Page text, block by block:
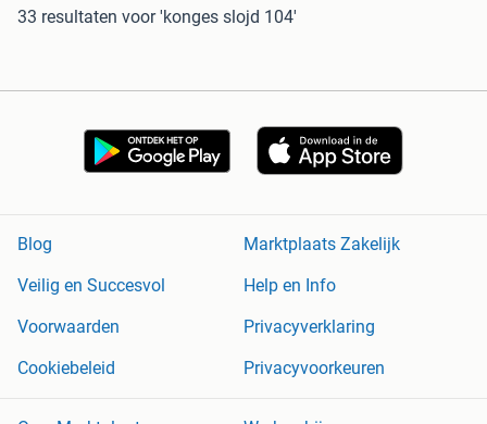
33 resultaten voor 'konges slojd 104'
Blog
Marktplaats Zakelijk
Veilig en Succesvol
Help en Info
Voorwaarden
Privacyverklaring
Cookiebeleid
Privacyvoorkeuren